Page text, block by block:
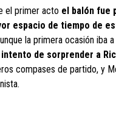
el primer acto el balón fue
espacio de tiempo de
la primera ocasión iba
intento de sorprender a
compases de partido, y